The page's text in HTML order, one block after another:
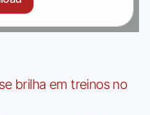
brilha em treinos no